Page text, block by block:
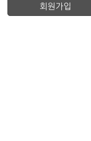
회원가입